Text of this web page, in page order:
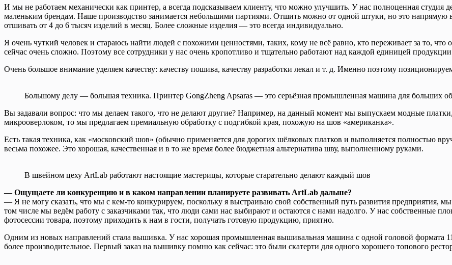
И мы не работаем механически как принтер, а всегда подсказываем клиенту, что можно улучшить. У нас полноценная студия
маленьким брендам. Наше производство занимается небольшими партиями. Отшить можно от одной штуки, но это напрямую
отшивать от 4 до 6 тысяч изделий в месяц. Более сложные изделия — это всегда индивидуально.
Я очень чуткий человек и стараюсь найти людей с похожими ценностями, таких, кому не всё равно, кто переживает за то, что
сейчас очень сложно. Поэтому все сотрудники у нас очень кропотливо и тщательно работают над каждой единицей
Очень большое внимание уделяем качеству: качеству пошива, качеству разработки лекал и т. д. Именно поэтому
Большому делу — большая техника. Принтер GongZheng Apsaras — это cерьёзная промышленная машина для больших
Вы задавали вопрос: что мы делаем такого, что не делают другие? Например, на данный момент мы выпускаем модные
микрооверлоком, то мы предлагаем премиальную обработку с подгибкой края, похожую на шов «американка».
Есть такая техника, как «московский шов» (обычно применяется для дорогих шёлковых платков и выполняется полностью
весьма похожее. Это хорошая, качественная и в то же время более бюджетная альтернатива шву, выполненному руками.
В швейном цеху ArtLab работают настоящие мастерицы, которые старательно делают каждый шов
— Ощущаете ли конкуренцию и в каком направлении планируете развивать ArtLab дальше?
— Я не могу сказать, что мы с кем-то конкурируем, поскольку я выстраиваю свой собственный путь развития предприятия,
том числе мы ведём работу с заказчиками так, что люди сами нас выбирают и остаются с нами надолго. У нас собственные
фотосессии товара, поэтому приходить к нам в гости, получать готовую продукцию, приятно.
Одним из новых направлений стала вышивка. У нас хорошая промышленная вышивальная машина с одной головой формата
более производительное. Первый заказ на вышивку помню как сейчас: это были скатерти для одного хорошего топового